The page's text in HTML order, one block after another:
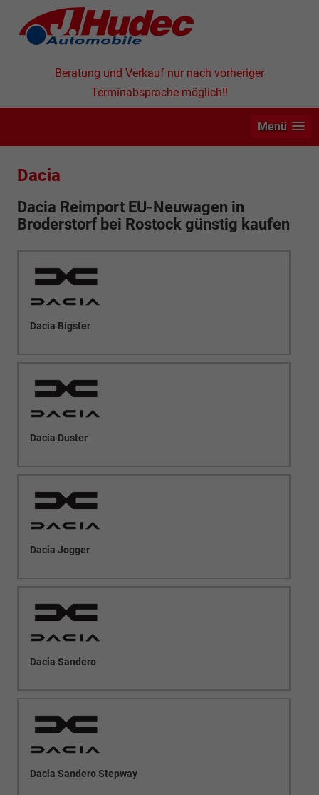
Beratung und Verkauf nur nach vorheriger
Terminabsprache möglich!!
Menü
Dacia
Dacia Reimport EU-Neuwagen in
Broderstorf bei Rostock günstig kaufen
Dacia Bigster
Dacia Duster
Dacia Jogger
Dacia Sandero
Dacia Sandero Stepway